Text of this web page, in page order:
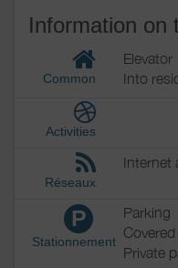
Information on
Common
Elevator
Into
Activities
Réseaux
Internet
P
Stationnement
Parking
Private